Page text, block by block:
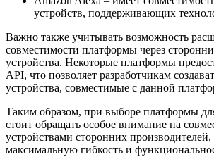
устройств, поддерживающих
Важно также учитывать возможность
совместимости платформы через
устройства. Некоторые платформы
API, что позволяет разработчикам
устройства, совместимые с данной
Таким образом, при выборе платформы
стоит обращать особое внимание на
устройствами сторонних
максимальную гибкость и